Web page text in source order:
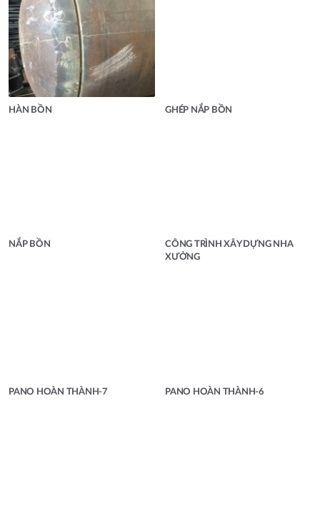
HÀN BỒN GHÉP NẮP BỒN
NẮP BỒN
CÔNG TRÌNH XÂY DỰNG NHA
XƯỞNG
PANO HOÀN THÀNH-7 PANO HOÀN THÀNH-6